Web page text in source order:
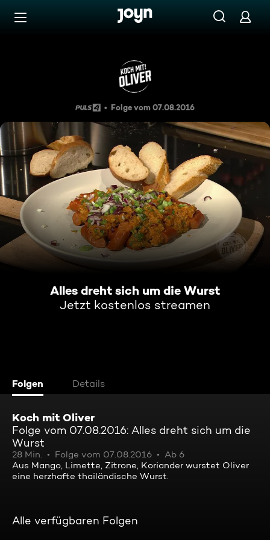
Zum Inhalt springen
Alles dreht sich um die Wurst
Folge vom 07.08.2016
Alles dreht sich um die Wurst
Jetzt kostenlos streamen
Folgen Details
Koch mit Oliver
Folge vom 07.08.2016: Alles dreht sich um die
Wurst
28 Min. Folge vom 07.08.2016
Ab 6
Aus Mango, Limette, Zitrone, Koriander wurstet Oliver
eine herzhafte thailändische Wurst.
Alle verfügbaren Folgen